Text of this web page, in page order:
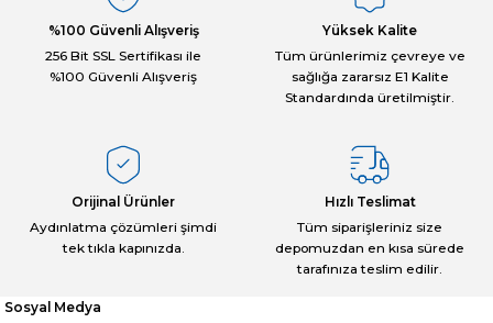
Ürün açıklamasında eksik bilgiler bulunuyor.
Ürün bilgilerinde hatalar bulunuyor.
Ürün fiyatı diğer sitelerden daha pahalı.
Deneyimini Paylaş
%100 Güvenli Alışveriş
256 Bit SSL Sertifikası ile
%100 Güvenli Alışveriş
Yüksek Kalite
Tüm ürünlerimiz çevreye ve
sağlığa zararsız E1 Kalite
Standardında üretilmiştir.
Orijinal Ürünler
Aydınlatma çözümleri şimdi
tek tıkla kapınızda.
Hızlı Teslimat
Tüm siparişleriniz size
depomuzdan en kısa sürede
tarafınıza teslim edilir.
Sosyal Medya